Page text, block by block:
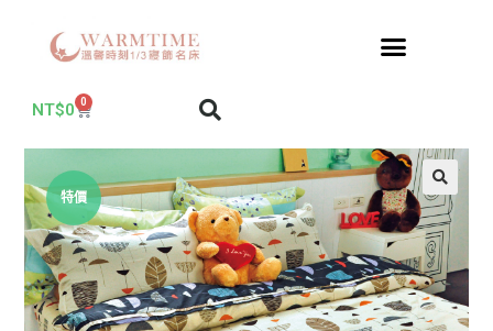
NT$0 0
特價